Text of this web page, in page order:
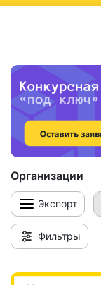
Организации
Экспорт
Фильтры